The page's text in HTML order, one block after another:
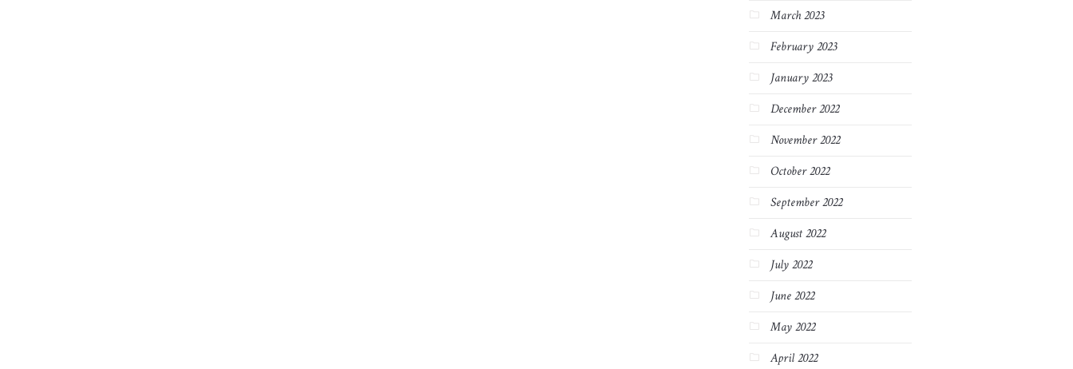
March 2023
February 2023
January 2023
December 2022
November 2022
October 2022
September 2022
August 2022
July 2022
June 2022
May 2022
April 2022